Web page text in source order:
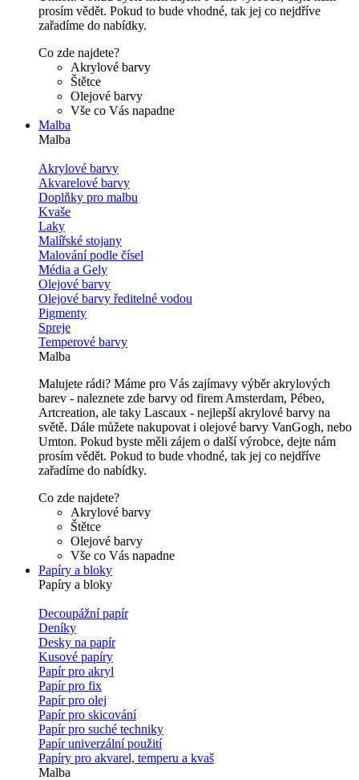
prosím vědět. Pokud to bude vhodné, tak jej co nejdříve
zařadíme do nabídky.
Co zde najdete?
Akrylové barvy
Štětce
Olejové barvy
Vše co Vás napadne
Malba
Malba
Akrylové barvy
Akvarelové barvy
Doplňky pro malbu
Kvaše
Laky
Malířské stojany
Malování podle čísel
Média a Gely
Olejové barvy
Olejové barvy ředitelné vodou
Pigmenty
Spreje
Temperové barvy
Malba
Malujete rádi? Máme pro Vás zajímavy výběr akrylových
barev - naleznete zde barvy od firem Amsterdam, Pébeo,
Artcreation, ale taky Lascaux - nejlepší akrylové barvy na
světě. Dále můžete nakupovat i olejové barvy VanGogh, nebo
Umton. Pokud byste měli zájem o další výrobce, dejte nám
prosím vědět. Pokud to bude vhodné, tak jej co nejdříve
zařadíme do nabídky.
Co zde najdete?
Akrylové barvy
Štětce
Olejové barvy
Vše co Vás napadne
Papíry a bloky
Papíry a bloky
Decoupážní papír
Deníky
Desky na papír
Kusové papíry
Papír pro akryl
Papír pro fix
Papír pro olej
Papír pro skicování
Papír pro suché techniky
Papír univerzální použití
Papíry pro akvarel, temperu a kvaš
Malba